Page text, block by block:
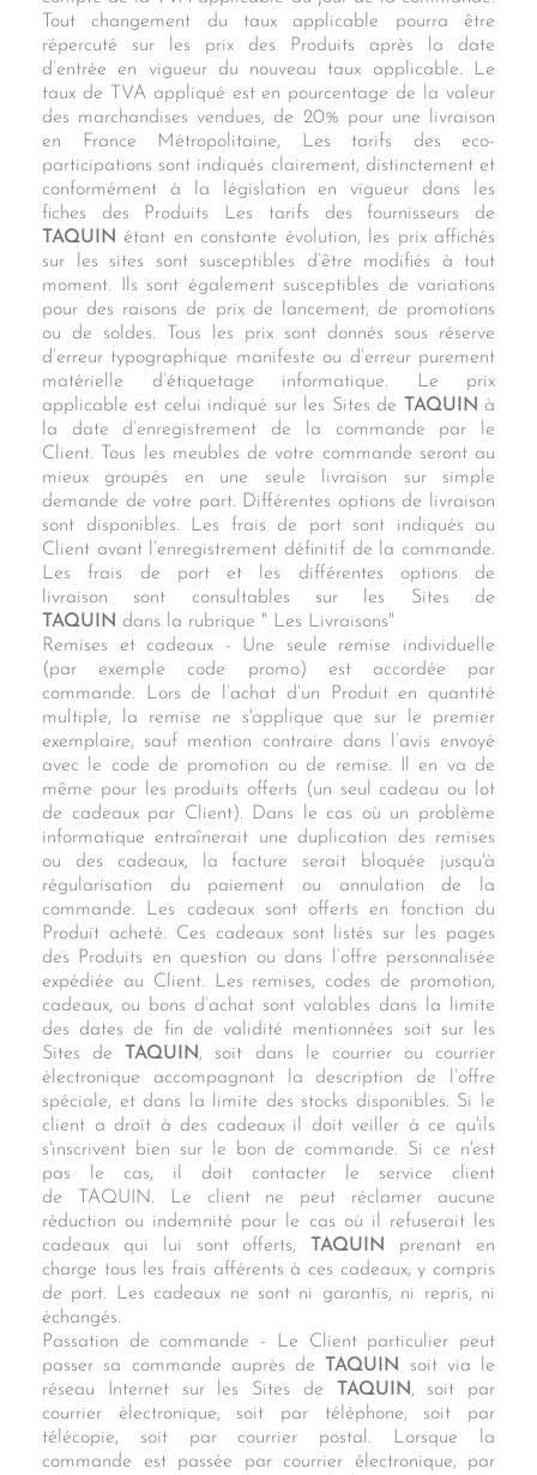
Tout changement du taux applicable pourra être
répercuté sur les prix des Produits après la date
d’entrée en vigueur du nouveau taux applicable. Le
taux de TVA appliqué est en pourcentage de la valeur
des marchandises vendues, de 20% pour une livraison
en France Métropolitaine, Les tarifs des eco-
participations sont indiqués clairement, distinctement et
conformément à la législation en vigueur dans les
fiches des Produits Les tarifs des fournisseurs de
TAQUIN étant en constante évolution, les prix affichés
sur les sites sont susceptibles d’être modifiés à tout
moment. Ils sont également susceptibles de variations
pour des raisons de prix de lancement, de promotions
ou de soldes. Tous les prix sont donnés sous réserve
d’erreur typographique manifeste ou d’erreur purement
matérielle d’étiquetage informatique. Le prix
applicable est celui indiqué sur les Sites de
TAQUIN à
la date d’enregistrement de la commande par le
Client. Tous les meubles de votre commande seront au
mieux groupés en une seule livraison sur simple
demande de votre part. Différentes options de livraison
sont disponibles. Les frais de port sont indiqués au
Client avant l’enregistrement définitif de la commande.
Les frais de port et les différentes options de
livraison sont consultables sur les Sites de
TAQUIN dans la rubrique " Les Livraisons"
Remises et cadeaux - Une seule remise individuelle
(par exemple code promo) est accordée par
commande. Lors de l’achat d’un Produit en quantité
multiple, la remise ne s'applique que sur le premier
exemplaire, sauf mention contraire dans l’avis envoyé
avec le code de promotion ou de remise. Il en va de
même pour les produits offerts (un seul cadeau ou lot
de cadeaux par Client). Dans le cas où un problème
informatique entraînerait une duplication des remises
ou des cadeaux, la facture serait bloquée jusqu'à
régularisation du paiement ou annulation de la
commande. Les cadeaux sont offerts en fonction du
Produit acheté. Ces cadeaux sont listés sur les pages
des Produits en question ou dans l’offre personnalisée
expédiée au Client. Les remises, codes de promotion,
cadeaux, ou bons d’achat sont valables dans la limite
des dates de fin de validité mentionnées soit sur les
Sites de
TAQUIN, soit dans le courrier ou courrier
électronique accompagnant la description de l’offre
spéciale, et dans la limite des stocks disponibles. Si le
client a droit à des cadeaux il doit veiller à ce qu'ils
s'inscrivent bien sur le bon de commande. Si ce n'est
pas le cas, il doit contacter le service client
de TAQUIN. Le client ne peut réclamer aucune
réduction ou indemnité pour le cas où il refuserait les
cadeaux qui lui sont offerts, TAQUIN
prenant en
charge tous les frais afférents à ces cadeaux, y compris
de port. Les cadeaux ne sont ni garantis, ni repris, ni
échangés.
Passation de commande - Le Client particulier peut
passer sa commande auprès de
TAQUIN
soit via le
réseau Internet sur les Sites de
TAQUIN, soit par
courrier électronique, soit par téléphone, soit par
télécopie, soit par courrier postal. Lorsque la
commande est passée par courrier électronique, par